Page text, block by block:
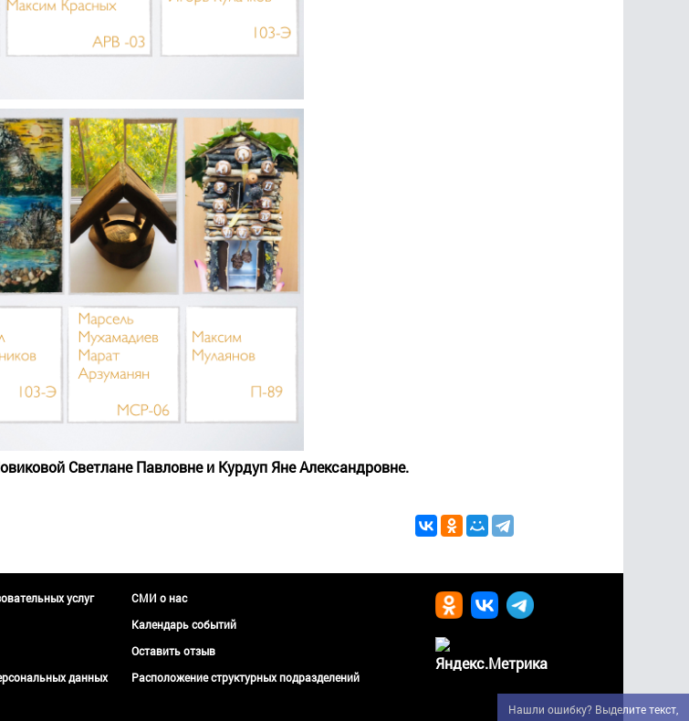
Нашли ошибку? Выделите текст,
Светлане Павловне и Курдуп Яне Александровне.
услуг
данных
СМИ о нас
Календарь событий
Оставить отзыв
Расположение структурных подразделений